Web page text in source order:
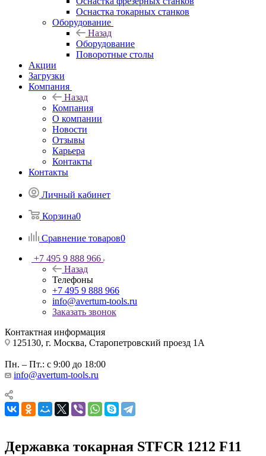
Оснастка токарных станков
Оборудование
Назад
Оборудование
Поворотные столы
Акции
Загрузки
Компания
Назад
Компания
О компании
Новости
Отзывы
Карьера
Контакты
Контакты
Личный кабинет
Корзина0
Сравнение товаров0
+7 495 9 888 966
Назад
Телефоны
+7 495 9 888 966
info@avertum-tools.ru
Заказать звонок
Контактная информация
125130, г. Москва, Старопетровский проезд 1А
Пн. – Пт.: с 9:00 до 18:00
info@avertum-tools.ru
Державка токарная STFCR 1212 F11